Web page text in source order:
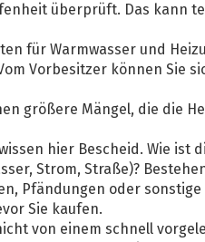
überprüft. Das kann
für Warmwasser und
Vorbesitzer können Sie
größere Mängel, die die
hier Bescheid. Wie ist
Strom, Straße)?
Pfändungen oder sonstige
Sie kaufen.
von einem schnell